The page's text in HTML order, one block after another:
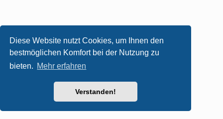
Diese Website nutzt Cookies, um Ihnen den
bestmöglichen Komfort bei der Nutzung zu
bieten. Mehr erfahren
Verstanden!